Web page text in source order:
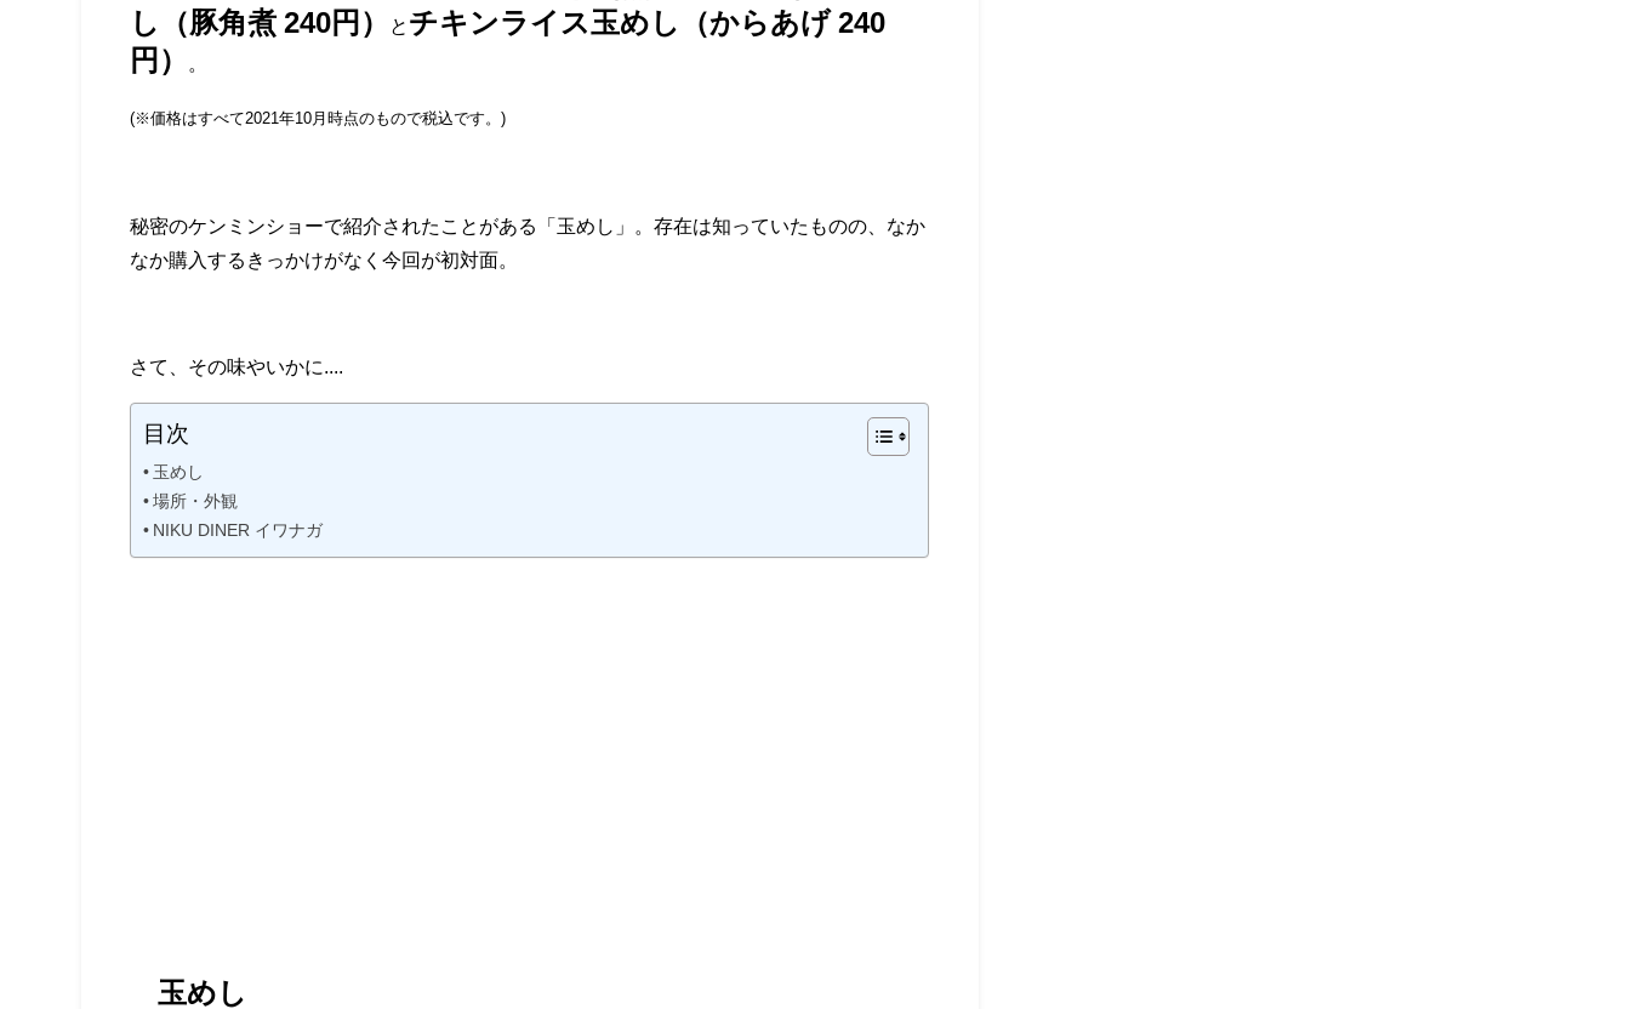
し（豚角煮 240円）
と チキンライス玉めし（からあげ 240
円）
(※価格はすべて2021年10 月時点のもので税込です。)
秘密のケンミンショーで紹介されたことがある「玉めし」。存在は知っていたものの、なか
なか購入するきっかけがなく今回が初対面。
さて、その味やいかに....
目次
玉めし
場所・外観
NIKU DINER イワナガ
玉めし